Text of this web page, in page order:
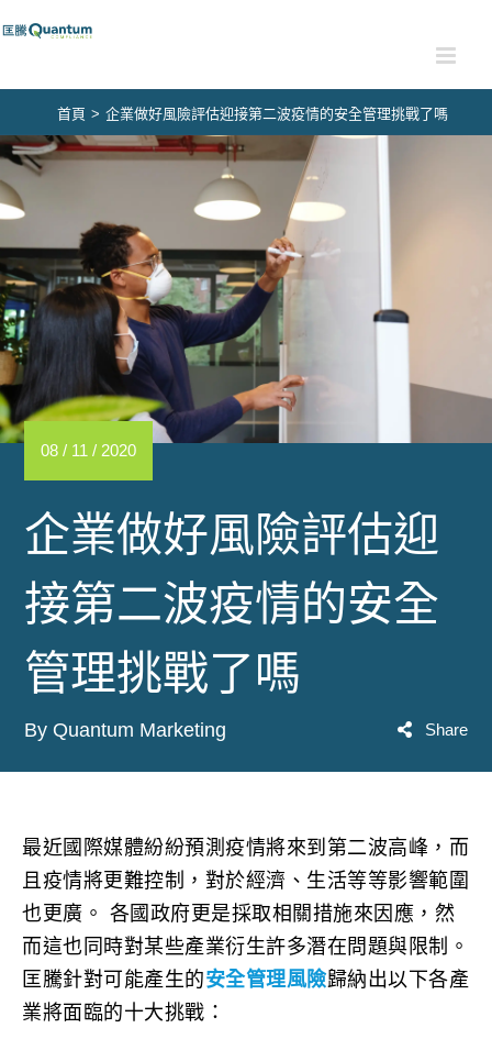
to
首頁 > 企業做好風險評估迎接第二波疫情的安全管理挑戰了嗎
08 / 11 / 2020
企業做好風險評估迎
接第二波疫情的安全
管理挑戰了嗎
By Quantum Marketing Share
最近國際媒體紛紛預測疫情將來到第二波高峰，而
且疫情將更難控制，對於經濟、生活等等影響範圍
也更廣。 各國政府更是採取相關措施來因應，然
而這也同時對某些產業衍生許多潛在問題與限制。
匡騰針對可能產生的安全管理風險歸納出以下各產
業將面臨的十大挑戰：